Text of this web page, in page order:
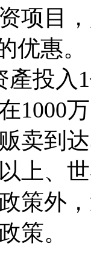
项目
优惠。
產投入
1000
卖到
上、
策外
策。